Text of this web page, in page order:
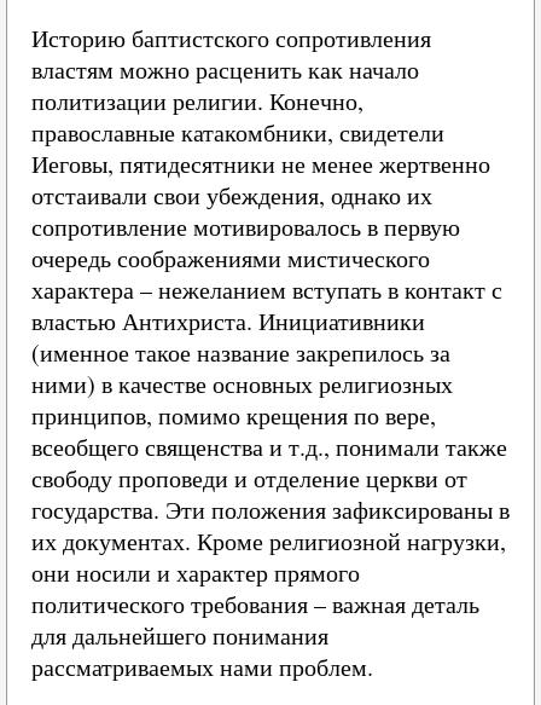
Историю баптистского сопротивления
властям можно расценить как начало
политизации религии. Конечно,
православные катакомбники, свидетели
Иеговы, пятидесятники не менее жертвенно
отстаивали свои убеждения, однако их
сопротивление мотивировалось в первую
очередь соображениями мистического
характера – нежеланием вступать в контакт с
властью Антихриста. Инициативники
(именное такое название закрепилось за
ними) в качестве основных религиозных
принципов, помимо крещения по вере,
всеобщего священства и т.д., понимали также
свободу проповеди и отделение церкви от
государства. Эти положения зафиксированы в
их документах. Кроме религиозной нагрузки,
они носили и характер прямого
политического требования – важная деталь
для дальнейшего понимания
рассматриваемых нами проблем.